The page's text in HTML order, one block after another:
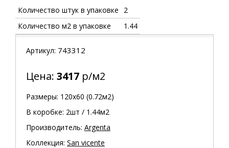
Количество штук в упаковке
2
Количество м2 в упаковке
1.44
Артикул: 743312
Цена: 3417 р/м2
Размеры: 120х60 (0.72м2)
В коробке: 2шт / 1.44м2
Производитель: Argenta
Коллекция: San vicente